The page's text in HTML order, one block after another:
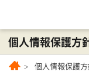
個人情報保護方
個人情報保護